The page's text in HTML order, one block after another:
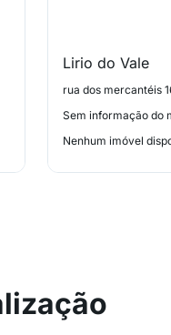
Lirio do Vale
rua dos mercantéis
Sem informação do
Nenhum imóvel